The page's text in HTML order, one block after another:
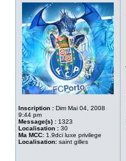
Inscription : Dim Mai 04, 2008
9:44 pm
Message(s) : 1323
Localisation : 30
Ma MCC: 1.9dci luxe privilege
Localisation: saint gilles